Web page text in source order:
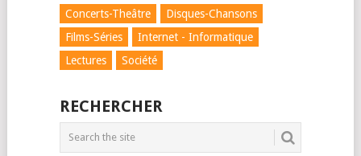
Concerts-Theâtre
Disques-Chansons
Films-Séries
Internet - Informatique
Lectures
Société
RECHERCHER